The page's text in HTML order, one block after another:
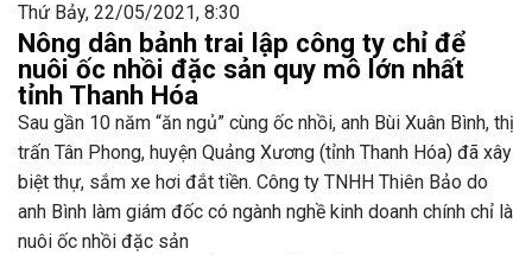
Thứ Bảy, 22/05/2021, 8:30
Nông dân bảnh trai lập công ty chỉ để
nuôi ốc nhồi đặc sản quy mô lớn nhất
tỉnh Thanh Hóa
Sau gần 10 năm “ăn ngủ” cùng ốc nhồi, anh Bùi Xuân Bình, thị
trấn Tân Phong, huyện Quảng Xương (tỉnh Thanh Hóa) đã xây
biệt thự, sắm xe hơi đắt tiền. Công ty TNHH Thiên Bảo do
anh Bình làm giám đốc có ngành nghề kinh doanh chính chỉ là
nuôi ốc nhồi đặc sản